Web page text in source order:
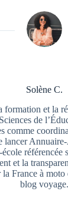
Solène C.
formation et la
de
comme
lancer
et la
France à moto
blog voyage.